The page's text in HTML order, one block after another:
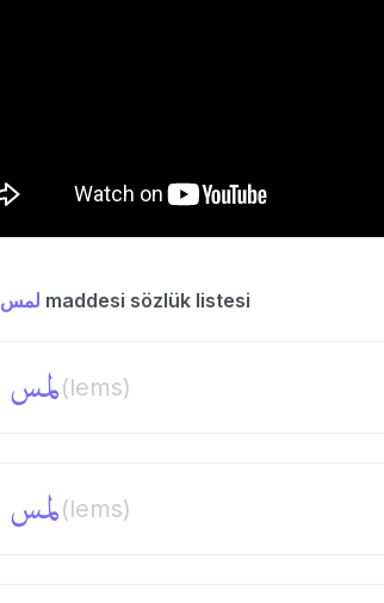
lems - لمس maddesi sözlük listesi
لمس(lems)
لمس(lems)